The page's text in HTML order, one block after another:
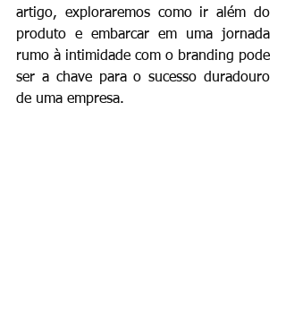
artigo, exploraremos como ir além do
produto e embarcar em uma jornada
rumo à intimidade com o branding pode
ser a chave para o sucesso duradouro
de uma empresa.